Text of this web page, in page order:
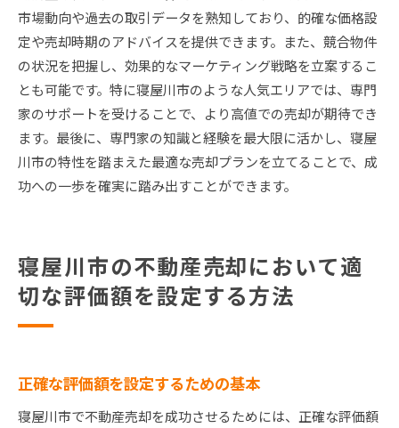
市場動向や過去の取引データを熟知しており、的確な価格設
定や売却時期のアドバイスを提供できます。また、競合物件
の状況を把握し、効果的なマーケティング戦略を立案するこ
とも可能です。特に寝屋川市のような人気エリアでは、専門
家のサポートを受けることで、より高値での売却が期待でき
ます。最後に、専門家の知識と経験を最大限に活かし、寝屋
川市の特性を踏まえた最適な売却プランを立てることで、成
功への一歩を確実に踏み出すことができます。
寝屋川市の不動産売却において適
切な評価額を設定する方法
正確な評価額を設定するための基本
寝屋川市で不動産売却を成功させるためには、正確な評価額